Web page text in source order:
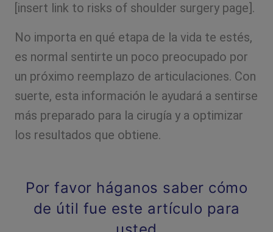
[insert link to risks of shoulder surgery page].
No importa en qué etapa de la vida te estés,
es normal sentirte un poco preocupado por
un próximo reemplazo de articulaciones. Con
suerte, esta información le ayudará a sentirse
más preparado para la cirugía y a optimizar
los resultados que obtiene.
Por favor háganos saber cómo
de útil fue este artículo para